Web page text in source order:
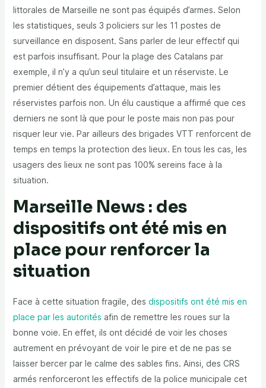
littorales de Marseille ne sont pas équipés d’armes. Selon
les statistiques, seuls 3 policiers sur les 11 postes de
surveillance en disposent. Sans parler de leur effectif qui
est parfois insuffisant. Pour la plage des Catalans par
exemple, il n’y a qu’un seul titulaire et un réserviste. Le
premier détient des équipements d’attaque, mais les
réservistes parfois non. Un élu caustique a affirmé que ces
derniers ne sont là que pour le poste mais non pas pour
risquer leur vie. Par ailleurs des brigades VTT renforcent de
temps en temps la protection des lieux. En tous les cas, les
usagers des lieux ne sont pas 100% sereins face à la
situation.
Marseille News : des
dispositifs ont été mis en
place pour renforcer la
situation
Face à cette situation fragile, des dispositifs ont été mis en
place par les autorités afin de remettre les roues sur la
bonne voie. En effet, ils ont décidé de voir les choses
autrement en prévoyant de voir le pire et de ne pas se
laisser bercer par le calme des sables fins. Ainsi, des CRS
armés renforceront les effectifs de la police municipale cet